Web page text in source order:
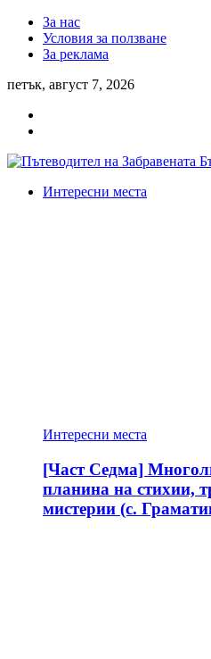
За нас
Условия за ползване
За реклама
петък, август 7, 2026
Интересни места
Интересни места
[Част Седма]
планина на стихии,
мистерии (с.